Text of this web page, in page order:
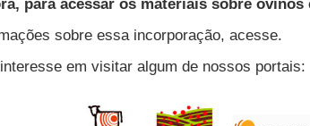
na última semana. Esteve numa
jantou com 60 lideranças na sexta-feira e
chave do setor.